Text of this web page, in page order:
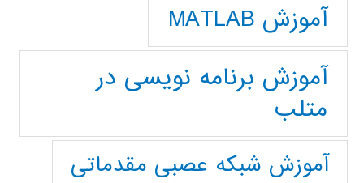
آموزش MATLAB
آموزش برنامه نویسی در
متلب
آموزش شبکه عصبی مقدماتی